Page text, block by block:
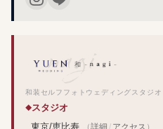
和装セルフフォトウェディングスタジオ
スタジオ
東京/恵比寿
（詳細 / アクセス ）